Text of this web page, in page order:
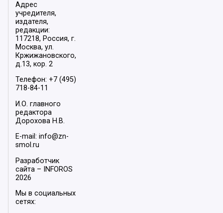
Адрес
учредителя,
издателя,
редакции:
117218, Россия, г.
Москва, ул.
Кржижановского,
д.13, кор. 2
Телефон: +7 (495)
718-84-11
И.О. главного
редактора
Дорохова Н.В.
E-mail: info@zn-
smol.ru
Разработчик
сайта –
INFOROS
2026
Мы в социальных
сетях: